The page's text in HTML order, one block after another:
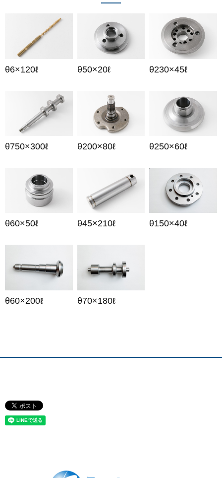
θ6×120ℓ θ50×20ℓ θ230×45ℓ
θ750×300ℓ θ200×80ℓ θ250×60ℓ
θ60×50ℓ θ45×210ℓ θ150×40ℓ
θ60×200ℓ θ70×180ℓ